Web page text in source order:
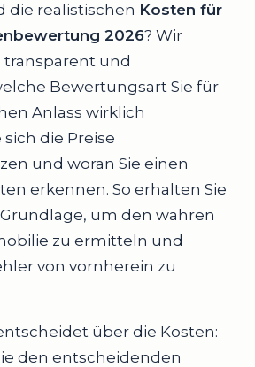
die realistischen Kosten für
2026? Wir
und
Bewertungsart Sie für
Anlass wirklich
die Preise
und woran Sie einen
erkennen. So erhalten Sie
um den wahren
zu ermitteln und
von vornherein zu
über die Kosten:
den entscheidenden